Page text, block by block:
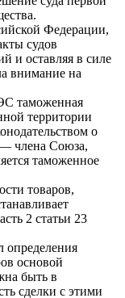
Федерации,
судов
и оставляя в силе
внимание на
таможенная
территории
о
— члена Союза,
таможенное
товаров,
2 статьи 23
определения
основой
быть в
сделки с этими